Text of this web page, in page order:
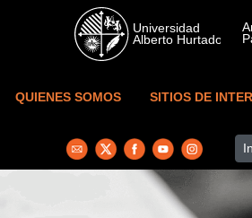
Skip to main content
QUIENES SOMOS SITIOS DE